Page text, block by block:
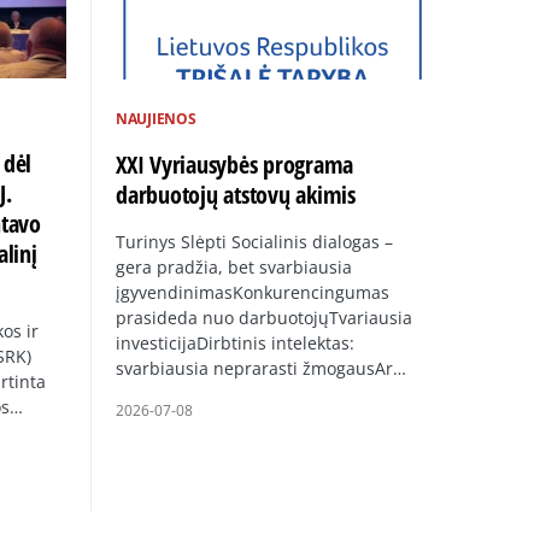
ir
NAUJIENOS
XXI Vyriausybės programa
darbuotojų atstovų akimis
Turinys Slėpti Socialinis dialogas –
gera pradžia, bet svarbiausia
įgyvendinimasKonkurencingumas
prasideda nuo darbuotojųTvariausia
investicijaDirbtinis intelektas:
svarbiausia neprarasti žmogausAr…
2026-07-08